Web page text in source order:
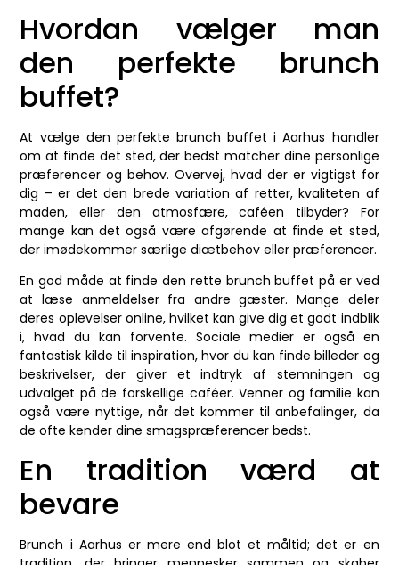
Hvordan vælger man
den perfekte brunch
buffet?
At vælge den perfekte brunch buffet i Aarhus handler
om at finde det sted, der bedst matcher dine personlige
præferencer og behov. Overvej, hvad der er vigtigst for
dig – er det den brede variation af retter, kvaliteten af
maden, eller den atmosfære, caféen tilbyder? For
mange kan det også være afgørende at finde et sted,
der imødekommer særlige diætbehov eller præferencer.
En god måde at finde den rette brunch buffet på er ved
at læse anmeldelser fra andre gæster. Mange deler
deres oplevelser online, hvilket kan give dig et godt indblik
i, hvad du kan forvente. Sociale medier er også en
fantastisk kilde til inspiration, hvor du kan finde billeder og
beskrivelser, der giver et indtryk af stemningen og
udvalget på de forskellige caféer. Venner og familie kan
også være nyttige, når det kommer til anbefalinger, da
de ofte kender dine smagspræferencer bedst.
En tradition værd at
bevare
Brunch i Aarhus er mere end blot et måltid; det er en